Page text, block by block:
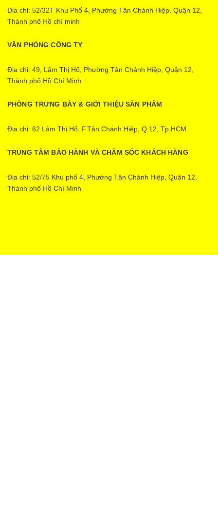
Địa chỉ: 52/32T Khu Phố 4, Phường Tân Chánh Hiệp, Quận 12,
Thành phố Hồ chí minh
VĂN PHÒNG CÔNG TY
Địa chỉ: 49, Lâm Thị Hố, Phường Tân Chánh Hiệp, Quận 12,
Thành phố Hồ Chí Minh
PHÒNG TRƯNG BÀY & GIỚI THIỆU SÀN PHẨM
Địa chỉ: 62 Lâm Thị Hố, F.Tân Chánh Hiệp, Q.12, Tp.HCM
TRUNG TÂM BẢO HÀNH VÀ CHĂM SÓC KHÁCH HÀNG
Địa chỉ: 52/75 Khu phố 4, Phường Tân Chánh Hiệp, Quận 12,
Thành phố Hồ Chí Minh